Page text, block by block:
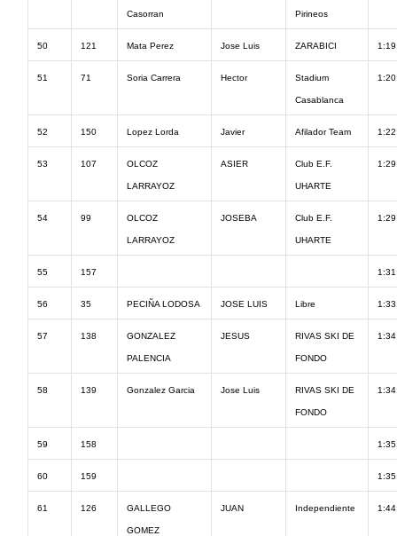
Casorran Pirineos
50 121 Mata Perez Jose Luis ZARABICI
51 71 Soria Carrera Hector Stadium
Casablanca
52 150 Lopez Lorda Javier Afilador Team
53 107 OLCOZ
LARRAYOZ
ASIER Club E.F.
UHARTE
54 99 OLCOZ
LARRAYOZ
JOSEBA Club E.F.
UHARTE
55 157
56 35 PECIÑA LODOSA JOSE LUIS Libre
57 138 GONZALEZ
PALENCIA
JESUS RIVAS SKI DE
FONDO
58 139 Gonzalez Garcia Jose Luis RIVAS SKI DE
FONDO
59 158
60 159
61 126 GALLEGO
GOMEZ
JUAN Independiente